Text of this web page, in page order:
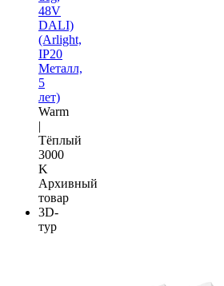
48V
DALI)
(Arlight,
IP20
Металл,
5
лет)
Warm
|
Тёплый
3000
K
Архивный
товар
3D-
тур